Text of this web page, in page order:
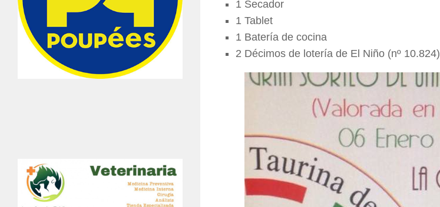
1 Secador
1 Tablet
1 Batería de cocina
2 Décimos de lotería de El Niño (nº 10.824)